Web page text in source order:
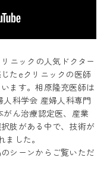
ニックの人気ドクター
たeクリニックの医師
ます。相原隆充医師は
科学会 産婦人科専門
ん治療認定医、産業
肢がある中で、技術が
した。
シーンからご覧いただ